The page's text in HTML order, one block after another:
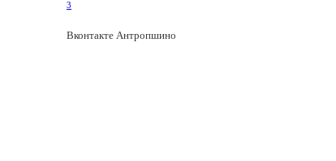
3
Вконтакте Антропшино